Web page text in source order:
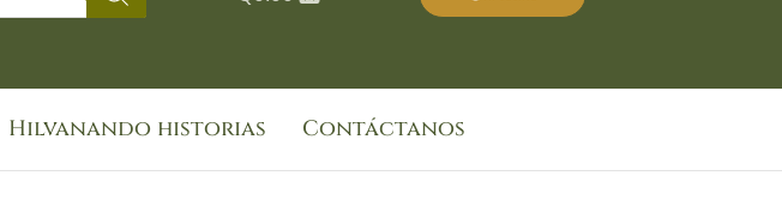
Hilvanando historias Contáctanos